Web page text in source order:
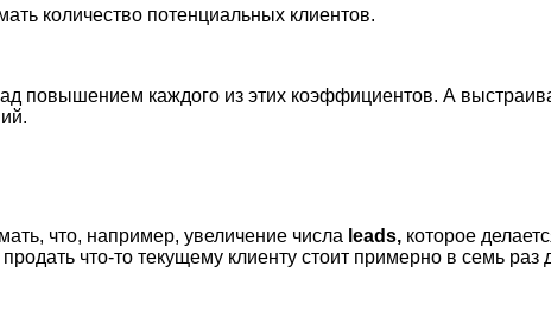
количество потенциальных клиентов.
повышением каждого из этих коэффициентов. А
что, например, увеличение числа leads, которое
что-то текущему клиенту стоит примерно в семь